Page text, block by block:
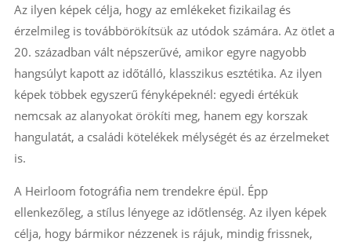
Az ilyen képek célja, hogy az emlékeket fizikailag és
érzelmileg is továbbörökítsük az utódok számára. Az ötlet a
20. században vált népszerűvé, amikor egyre nagyobb
hangsúlyt kapott az időtálló, klasszikus esztétika. Az ilyen
képek többek egyszerű fényképeknél: egyedi értékük
nemcsak az alanyokat örökíti meg, hanem egy korszak
hangulatát, a családi kötelékek mélységét és az érzelmeket
is.
A Heirloom fotográfia nem trendekre épül. Épp
ellenkezőleg, a stílus lényege az időtlenség. Az ilyen képek
célja, hogy bármikor nézzenek is rájuk, mindig frissnek,